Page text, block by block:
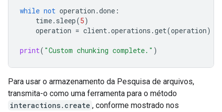
while not operation .done :
time. sleep(5)
operation = client.operations .get(operation)
print( "Custom chunking complete." )
Para usar o armazenamento da Pesquisa de arquivos,
transmita-o como uma ferramenta para o método
interactions.create , conforme mostrado nos